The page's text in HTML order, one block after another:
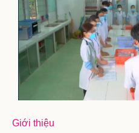
Giới thiệu